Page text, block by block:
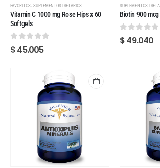
FAVORITOS, SUPLEMENTOS DIETARIOS
Vitamin C 1000 mg Rose Hips x 60
Softgels
0 out of 5
$45.005
SUPLEMENTOS
Biotin 900
0 out of 5
$49.040